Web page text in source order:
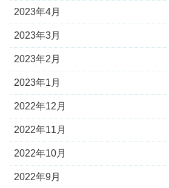
2023年4月
2023年3月
2023年2月
2023年1月
2022年12月
2022年11月
2022年10月
2022年9月